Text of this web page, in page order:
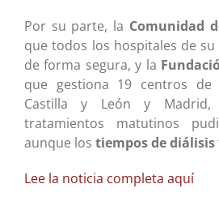
Por su parte, la Comunidad
que todos los hospitales de
de forma segura, y la
que gestiona 19 centros de
Castilla y León y
tratamientos matutinos
aunque los tiempos de diálisis
Lee la noticia completa aquí